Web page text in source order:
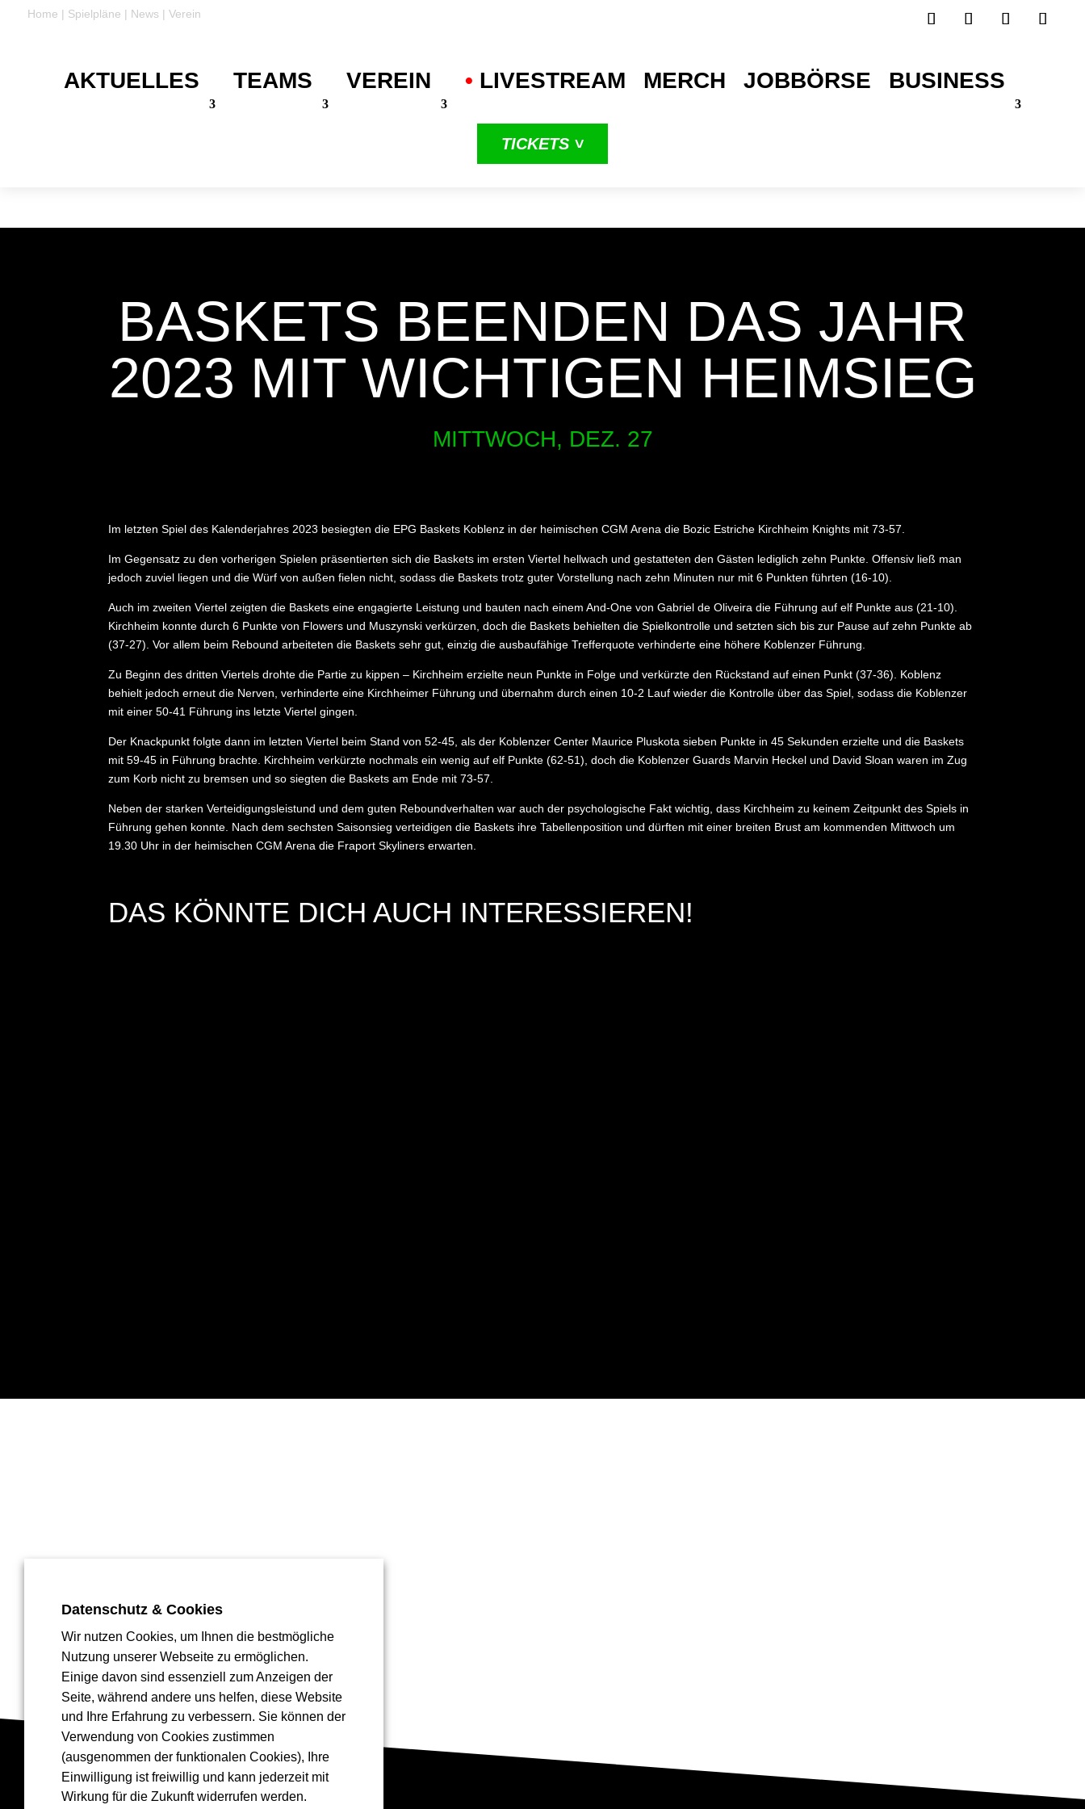
Home | Spielpläne | News | Verein
AKTUELLES TEAMS VEREIN • LIVESTREAM MERCH JOBBÖRSE BUSINESS
TICKETS ˅
BASKETS BEENDEN DAS JAHR
2023 MIT WICHTIGEN HEIMSIEG
MITTWOCH, DEZ. 27
Im letzten Spiel des Kalenderjahres 2023 besiegten die EPG Baskets Koblenz in der heimischen CGM Arena die Bozic Estriche Kirchheim Knights mit 73-57.
Im Gegensatz zu den vorherigen Spielen präsentierten sich die Baskets im ersten Viertel hellwach und gestatteten den Gästen lediglich zehn Punkte. Offensiv ließ man
jedoch zuviel liegen und die Würf von außen fielen nicht, sodass die Baskets trotz guter Vorstellung nach zehn Minuten nur mit 6 Punkten führten (16-10).
Auch im zweiten Viertel zeigten die Baskets eine engagierte Leistung und bauten nach einem And-One von Gabriel de Oliveira die Führung auf elf Punkte aus (21-10).
Kirchheim konnte durch 6 Punkte von Flowers und Muszynski verkürzen, doch die Baskets behielten die Spielkontrolle und setzten sich bis zur Pause auf zehn Punkte ab
(37-27). Vor allem beim Rebound arbeiteten die Baskets sehr gut, einzig die ausbaufähige Trefferquote verhinderte eine höhere Koblenzer Führung.
Zu Beginn des dritten Viertels drohte die Partie zu kippen – Kirchheim erzielte neun Punkte in Folge und verkürzte den Rückstand auf einen Punkt (37-36). Koblenz
behielt jedoch erneut die Nerven, verhinderte eine Kirchheimer Führung und übernahm durch einen 10-2 Lauf wieder die Kontrolle über das Spiel, sodass die Koblenzer
mit einer 50-41 Führung ins letzte Viertel gingen.
Der Knackpunkt folgte dann im letzten Viertel beim Stand von 52-45, als der Koblenzer Center Maurice Pluskota sieben Punkte in 45 Sekunden erzielte und die Baskets
mit 59-45 in Führung brachte. Kirchheim verkürzte nochmals ein wenig auf elf Punkte (62-51), doch die Koblenzer Guards Marvin Heckel und David Sloan waren im Zug
zum Korb nicht zu bremsen und so siegten die Baskets am Ende mit 73-57.
Neben der starken Verteidigungsleistund und dem guten Reboundverhalten war auch der psychologische Fakt wichtig, dass Kirchheim zu keinem Zeitpunkt des Spiels in
Führung gehen konnte. Nach dem sechsten Saisonsieg verteidigen die Baskets ihre Tabellenposition und dürften mit einer breiten Brust am kommenden Mittwoch um
19.30 Uhr in der heimischen CGM Arena die Fraport Skyliners erwarten.
DAS KÖNNTE DICH AUCH INTERESSIEREN!
Datenschutz & Cookies
Wir nutzen Cookies, um Ihnen die bestmögliche
Nutzung unserer Webseite zu ermöglichen.
Einige davon sind essenziell zum Anzeigen der
Seite, während andere uns helfen, diese Website
und Ihre Erfahrung zu verbessern. Sie können der
Verwendung von Cookies zustimmen
(ausgenommen der funktionalen Cookies), Ihre
Einwilligung ist freiwillig und kann jederzeit mit
Wirkung für die Zukunft widerrufen werden.